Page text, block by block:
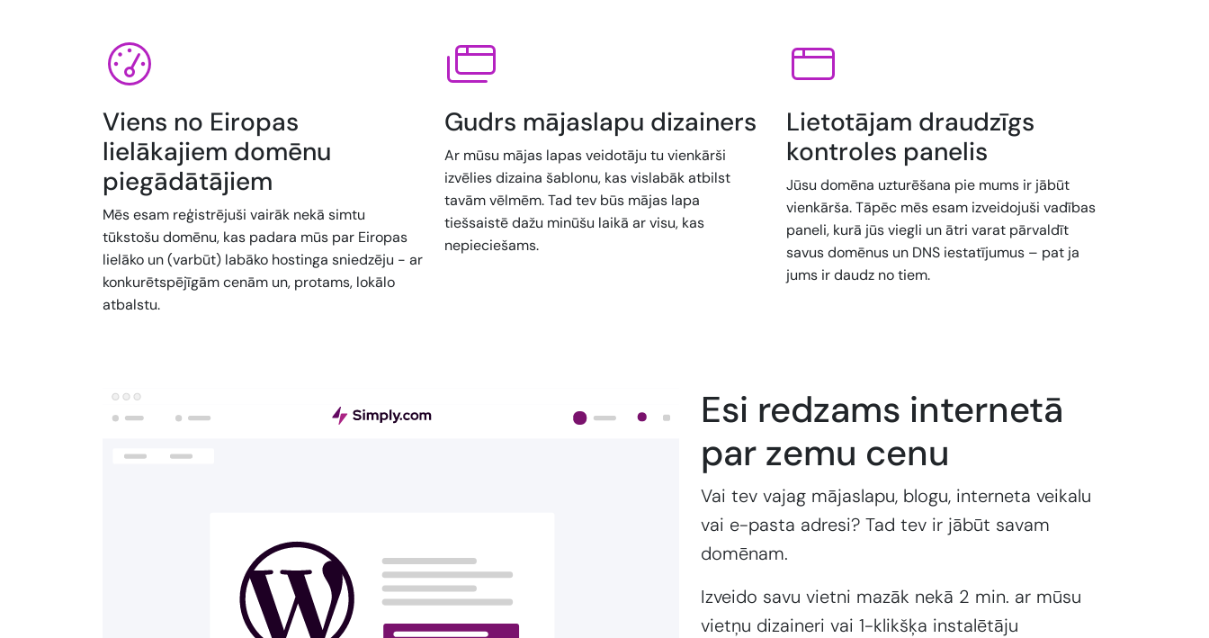
Viens no Eiropas
lielākajiem domēnu
piegādātājiem
Mēs esam reģistrējuši vairāk nekā simtu
tūkstošu domēnu, kas padara mūs par Eiropas
lielāko un (varbūt) labāko hostinga sniedzēju - ar
konkurētspējīgām cenām un, protams, lokālo
atbalstu.
Gudrs mājaslapu dizainers
Ar mūsu mājas lapas veidotāju tu vienkārši
izvēlies dizaina šablonu, kas vislabāk atbilst
tavām vēlmēm. Tad tev būs mājas lapa
tiešsaistē dažu minūšu laikā ar visu, kas
nepieciešams.
Lietotājam draudzīgs
kontroles panelis
Jūsu domēna uzturēšana pie mums ir jābūt
vienkārša. Tāpēc mēs esam izveidojuši vadības
paneli, kurā jūs viegli un ātri varat pārvaldīt
savus domēnus un DNS iestatījumus – pat ja
jums ir daudz no tiem.
Esi redzams internetā
par zemu cenu
Vai tev vajag mājaslapu, blogu, interneta veikalu
vai e-pasta adresi? Tad tev ir jābūt savam
domēnam.
Izveido savu vietni mazāk nekā 2 min. ar mūsu
vietņu dizaineri vai 1-klikšķa instalētāju